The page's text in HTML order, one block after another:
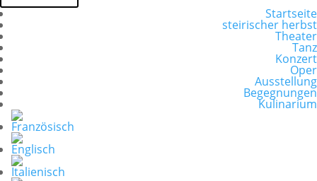
Startseite
steirischer herbst
Theater
Tanz
Konzert
Oper
Ausstellung
Begegnungen
Kulinarium